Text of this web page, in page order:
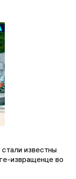
известны
извращенце во